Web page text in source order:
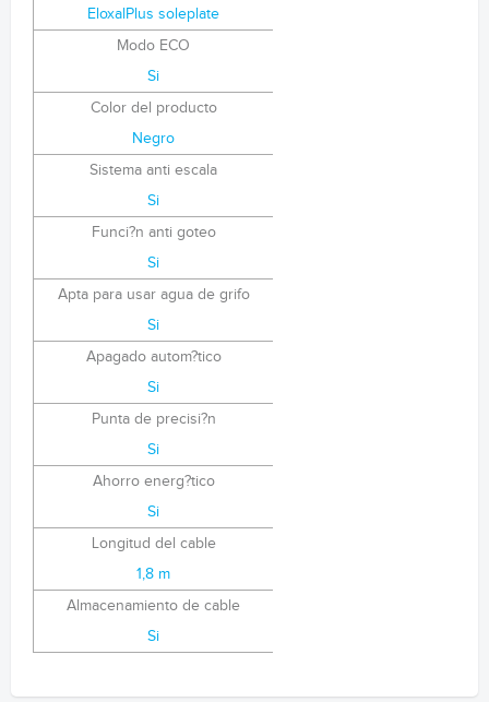
EloxalPlus soleplate
Modo ECO
Si
Color del producto
Negro
Sistema anti escala
Si
Funci?n anti goteo
Si
Apta para usar agua de grifo
Si
Apagado autom?tico
Si
Punta de precisi?n
Si
Ahorro energ?tico
Si
Longitud del cable
1,8 m
Almacenamiento de cable
Si